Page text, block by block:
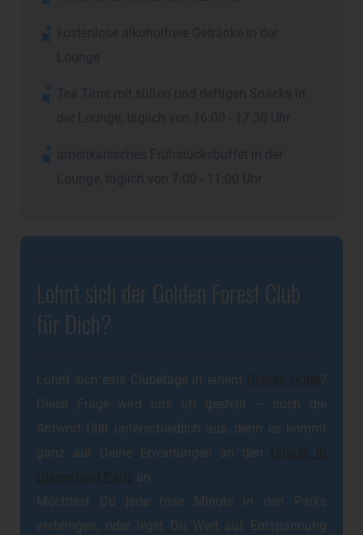
Lohnt sich der Golden Forest Club
für Dich?
Lohnt sich eine Clubetage in einem
?
Diese Frage wird uns oft gestellt – doch die
Antwort fällt unterschiedlich aus, denn es kommt
ganz auf Deine Erwartungen an den
an.
Möchtest Du jede freie Minute in den Parks
verbringen, oder legst Du Wert auf Entspannung